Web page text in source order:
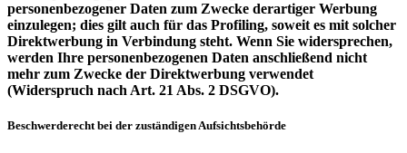
personenbezogener Daten zum Zwecke derartiger Werbung
einzulegen; dies gilt auch für das Profiling, soweit es mit solcher
Direktwerbung in Verbindung steht. Wenn Sie widersprechen,
werden Ihre personenbezogenen Daten anschließend nicht
mehr zum Zwecke der Direktwerbung verwendet
(Widerspruch nach Art. 21 Abs. 2 DSGVO).
Beschwerderecht bei der zuständigen Aufsichtsbehörde